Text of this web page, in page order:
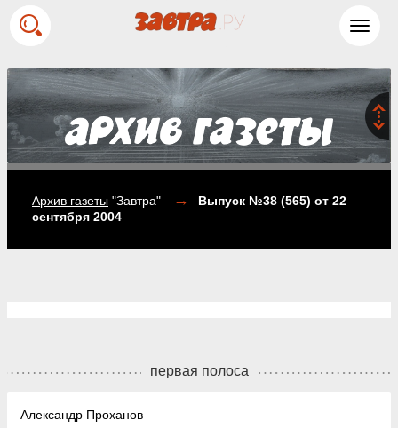
Архив газеты "Завтра" → Выпуск №38 (565) от 22
сентября 2004
первая полоса
Александр Проханов